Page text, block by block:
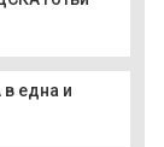
една и